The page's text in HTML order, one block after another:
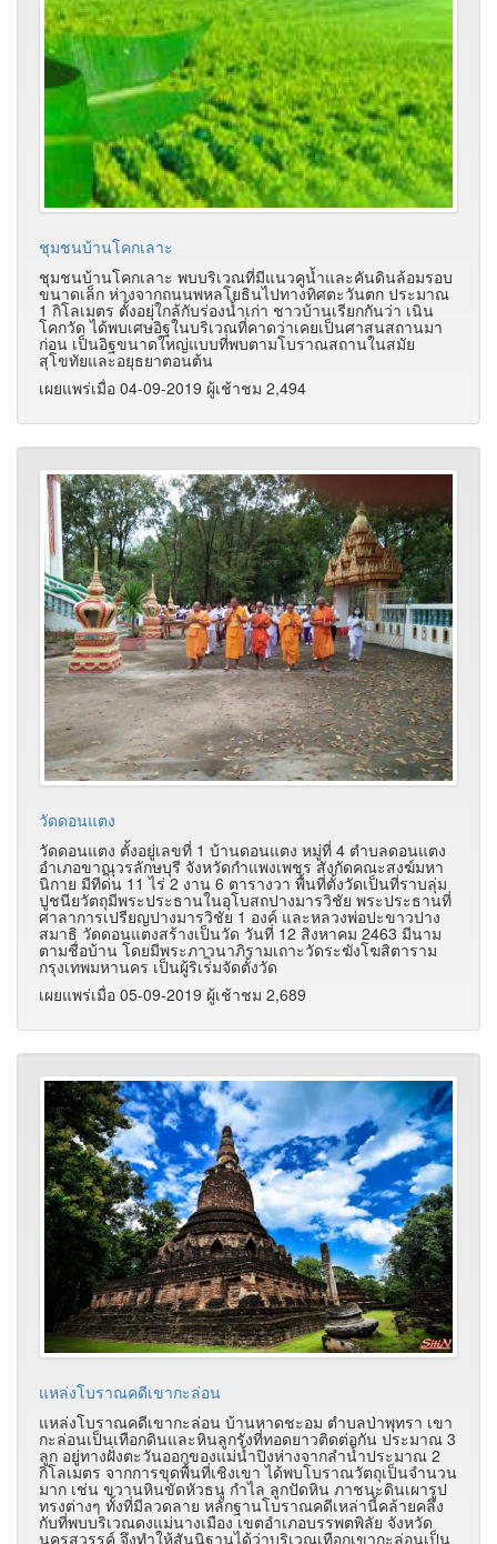
ชุมชนบ้านโคกเลาะ
ชุมชนบ้านโคกเลาะ พบบริเวณที่มีแนวคูน้ำและคันดินล้อมรอบ
ขนาดเล็ก ห่างจากถนนพหลโยธินไปทางทิศตะวันตก ประมาณ
1 กิโลเมตร ตั้งอยุ่ใกล้กับร่องน้ำเก่า ชาวบ้านเรียกกันว่า เนิน
โคกวัด ได้พบเศษอิฐในบริเวณที่คาดว่าเคยเป็นศาสนสถานมา
ก่อน เป็นอิฐขนาดใหญ่แบบที่พบตามโบราณสถานในสมัย
สุโขทัยและอยุธยาตอนต้น
เผยแพร่เมื่อ 04-09-2019 ผู้เช้าชม 2,494
วัดดอนแตง
วัดดอนแตง ตั้งอยู่เลขที่ 1 บ้านดอนแตง หมู่ที่ 4 ตำบลดอนแตง
อำเภอขาณุวรลักษบุรี จังหวัดกำแพงเพชร สังกัดคณะสงฆ์มหา
นิกาย มีทีด่ิน 11 ไร่ 2 งาน 6 ตารางวา พื้นที่ตั้งวัดเป็นที่ราบลุ่ม
ปูชนียวัตถุมีพระประธานในอุโบสถปางมารวิชัย พระประธานที่
ศาลาการเปรียญปางมารวิชัย 1 องค์ และหลวงพ่อปะขาวปาง
สมาธิ วัดดอนแตงสร้างเป็นวัด วันที่ 12 สิงหาคม 2463 มีนาม
ตามชื่อบ้าน โดยมีพระภาวนาภิรามเถาะวัดระฆังโฆสิตาราม
กรุงเทพมหานคร เป็นผู้ริเร่ิมจัดตั้งวัด
เผยแพร่เมื่อ 05-09-2019 ผู้เช้าชม 2,689
แหล่งโบราณคดีเขากะล่อน
แหล่งโบราณคดีเขากะล่อน บ้านหาดชะอม ตำบลป่าพุทรา เขา
กะล่อนเป็นเทือกดินและหินลูกรังที่ทอดยาวติดต่อกัน ประมาณ 3
ลูก อยู่ทางฝั่งตะวันออกของแม่น้ำปิงห่างจากลำน้ำประมาณ 2
กิโลเมตร จากการขุดพื้นที่เชิงเขา ได้พบโบราณวัตถุเป็นจำนวน
มาก เช่น ขวานหินขัดหัวธนู กำไล ลูกปัดหิน ภาชนะดินเผารูป
ทรงต่างๆ ทั้งที่มีลวดลาย หลักฐานโบราณคดีเหล่านี้คล้ายคลึง
กับที่พบบริเวณดงแม่นางเมือง เขตอำเภอบรรพตพิลัย จังหวัด
นครสวรรค์ จึงทำให้สันนิฐานได้ว่าบริเวณเทือกเขากะล่อนเป็น